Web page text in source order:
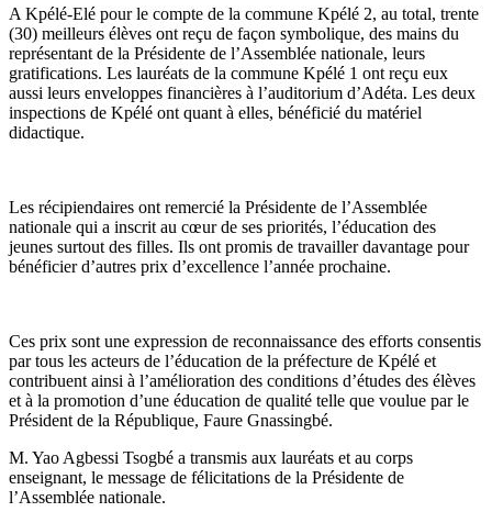
A Kpélé-Elé pour le compte de la commune Kpélé 2, au total, trente
(30) meilleurs élèves ont reçu de façon symbolique, des mains du
représentant de la Présidente de l’Assemblée nationale, leurs
gratifications. Les lauréats de la commune Kpélé 1 ont reçu eux
aussi leurs enveloppes financières à l’auditorium d’Adéta. Les deux
inspections de Kpélé ont quant à elles, bénéficié du matériel
didactique.
Les récipiendaires ont remercié la Présidente de l’Assemblée
nationale qui a inscrit au cœur de ses priorités, l’éducation des
jeunes surtout des filles. Ils ont promis de travailler davantage pour
bénéficier d’autres prix d’excellence l’année prochaine.
Ces prix sont une expression de reconnaissance des efforts consentis
par tous les acteurs de l’éducation de la préfecture de Kpélé et
contribuent ainsi à l’amélioration des conditions d’études des élèves
et à la promotion d’une éducation de qualité telle que voulue par le
Président de la République, Faure Gnassingbé.
M. Yao Agbessi Tsogbé a transmis aux lauréats et au corps
enseignant, le message de félicitations de la Présidente de
l’Assemblée nationale.